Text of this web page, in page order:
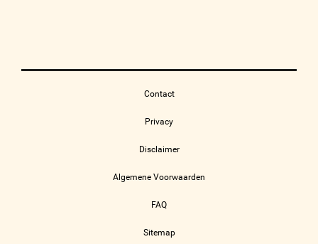
Contact
Privacy
Disclaimer
Algemene Voorwaarden
FAQ
Sitemap